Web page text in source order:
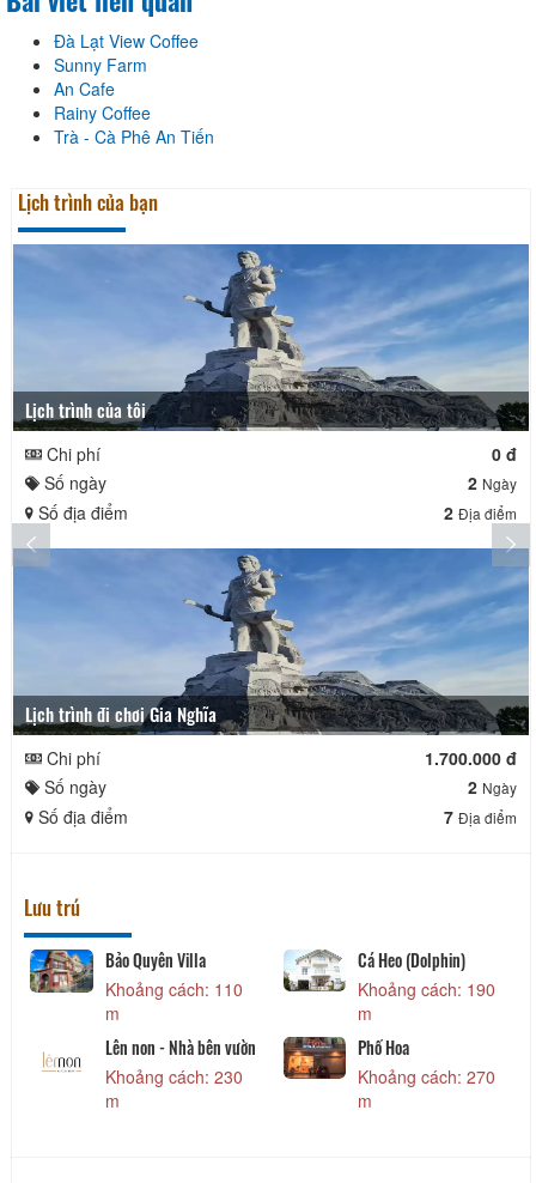
Đà Lạt View Coffee
Sunny Farm
An Cafe
Rainy Coffee
Trà - Cà Phê An Tiến
Lịch trình của bạn
Lịch trình của tôi
Chi phí
0 đ
Số ngày
2 Ngày
Số địa điểm 2 Địa điểm
Lịch trình đi chơi Gia Nghĩa
Chi phí
1.700.000 đ
Số ngày
2 Ngày
Số địa điểm 7 Địa điểm
Lưu trú
Bảo Quyên Villa
Khoảng cách: 110
m
Cá Heo (Dolphin)
Khoảng cách: 190
m
Lên non - Nhà bên vườn
Khoảng cách: 230
m
Phố Hoa
Khoảng cách: 270
m